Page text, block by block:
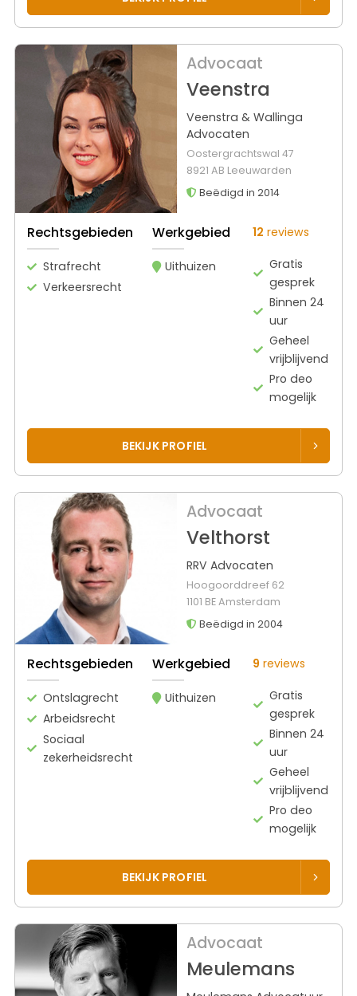
Advocaat
Veenstra
Veenstra & Wallinga
Advocaten
Oostergrachtswal 47
8921 AB Leeuwarden
Beëdigd in 2014
Rechtsgebieden
Strafrecht
Verkeersrecht
Werkgebied
Uithuizen
12 reviews
Gratis
gesprek
Binnen 24
uur
Geheel
vrijblijvend
Pro deo
mogelijk
BEKIJK PROFIEL
Advocaat
Velthorst
RRV Advocaten
Hoogoorddreef 62
1101 BE Amsterdam
Beëdigd in 2004
Rechtsgebieden
Ontslagrecht
Arbeidsrecht
Sociaal
zekerheidsrecht
Werkgebied
Uithuizen
9 reviews
Gratis
gesprek
Binnen 24
uur
Geheel
vrijblijvend
Pro deo
mogelijk
BEKIJK PROFIEL
Advocaat
Meulemans